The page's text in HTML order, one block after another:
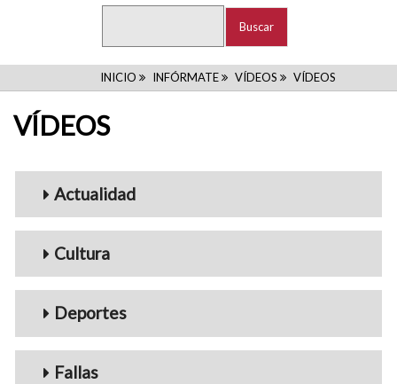
RUTA
INICIO INFÓRMATE VÍDEOS VÍDEOS
VÍDEOS
Menu_Videos
Actualidad
Cultura
Deportes
Fallas